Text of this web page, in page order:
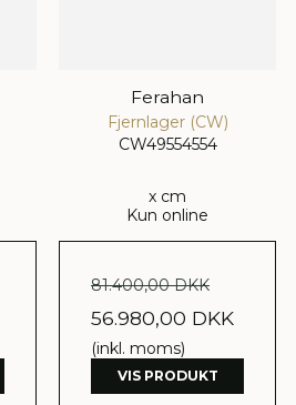
Ferahan
Fjernlager (CW)
CW49554554
x cm
Kun online
81.400,00 DKK
56.980,00 DKK
(inkl. moms)
VIS PRODUKT